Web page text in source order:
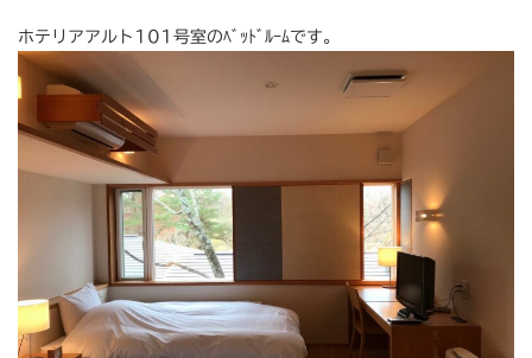
ホテリアアルト101号室のﾍﾞｯﾄﾞﾙｰﾑです。